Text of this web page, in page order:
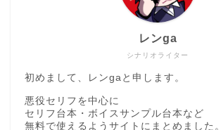
シナリオライター
レンga
初めまして、レンgaと申します。
悪役セリフを中心に
セリフ台本・ボイスサンプル台本など
無料で使えるようサイトにまとめました。